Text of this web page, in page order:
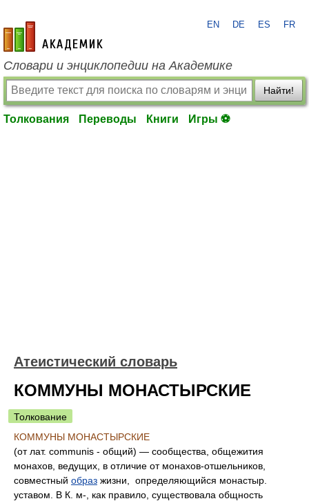
academic.ru
EN DE ES FR
Словари и энциклопедии на Академике
Найти!
Толкования Переводы Книги Игры ⚽
Атеистический словарь
КОММУНЫ МОНАСТЫРСКИЕ
Толкование
КОММУНЫ МОНАСТЫРСКИЕ
(от лат. communis - общий) — сообщества, общежития
монахов, ведущих, в отличие от монахов-отшельников,
совместный образ жизни, определяющийся монастыр.
уставом. В К. м-, как правило, существовала общность